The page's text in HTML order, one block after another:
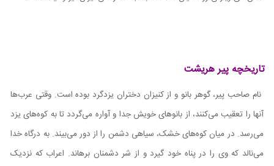
تاریخچه پیر هریشت
نام صاحب پیر، گوهر بانو و از کنیزان دختران یزدگرد بوده است. وقتی عرب‌ها
آنها را تعقیب می‌کنند، از بانوهای خویش جدا و آواره می‌گردد تا به کوه‌های یزد
می‌رسد. در میان کوه‌های خشک، سیاهی دشمن را از دور می‌بیند. به درگاه خدا
می‌نالد که وی را در پناه خود گیرد و از شر دشمنان برهاند. اعراب که نزدیک